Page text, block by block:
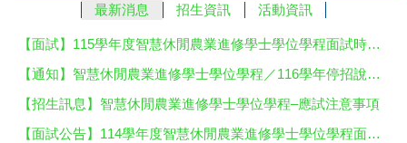
最新消息 招生資訊 活動資訊
【面試】115學年度智慧休閒農業進修學士學位學程面試時間表
【通知】智慧休閒農業進修學士學位學程／116學年停招說明會
【招生訊息】智慧休閒農業進修學士學位學程–應試注意事項
【面試公告】114學年度智慧休閒農業進修學士學位學程面試時間及注意事項